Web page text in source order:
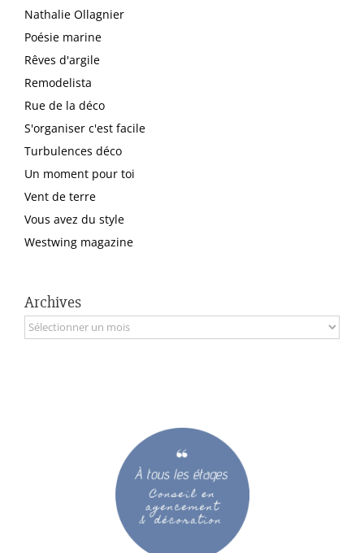
Nathalie Ollagnier
Poésie marine
Rêves d'argile
Remodelista
Rue de la déco
S'organiser c'est facile
Turbulences déco
Un moment pour toi
Vent de terre
Vous avez du style
Westwing magazine
Archives
Archives